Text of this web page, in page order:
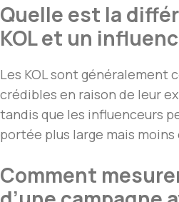
Quelle est la
KOL et un
Les KOL sont généralement
crédibles en raison de leur
tandis que les influenceurs
portée plus large mais moins
Comment